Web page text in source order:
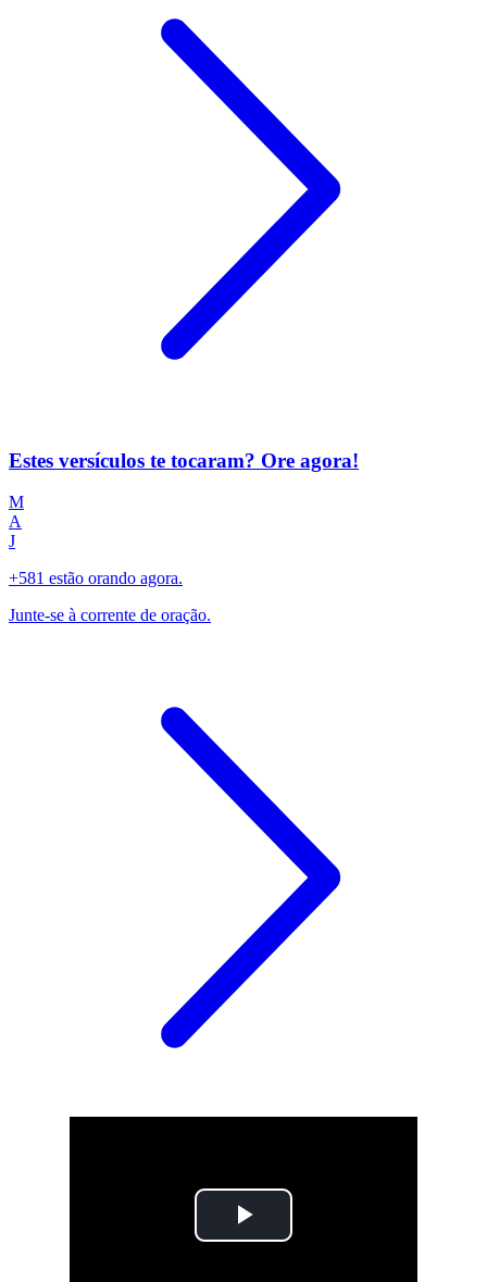
Estes versículos te tocaram? Ore agora!
M
A
J
+581 estão orando agora.
Junte-se à corrente de oração.